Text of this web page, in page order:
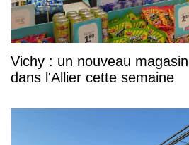
Vichy : un nouveau
dans l'Allier cette semaine